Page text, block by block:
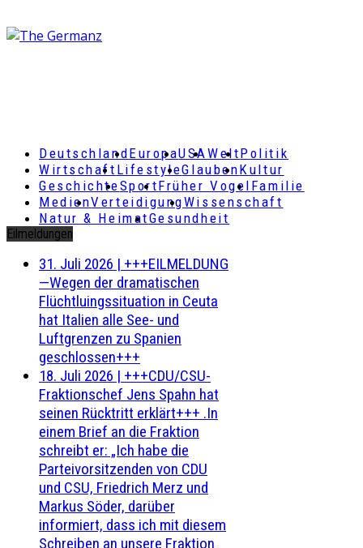
DeutschlandEuropaUSAWeltPolitik
Wirtschaft LifestyleGlaubenKultur
GeschichteSportFrüher Vogel Familie
MedienVerteidigungWissenschaft
Natur & HeimatGesundheit
Eilmeldungen
31. Juli 2026 | +++EILMELDUNG
—Wegen der dramatischen
Flüchtluingssituation in Ceuta
hat Italien alle See- und
Luftgrenzen zu Spanien
geschlossen+++
18. Juli 2026 | +++CDU/CSU-
Fraktionschef Jens Spahn hat
seinen Rücktritt erklärt+++ .In
einem Brief an die Fraktion
schreibt er: „Ich habe die
Parteivorsitzenden von CDU
und CSU, Friedrich Merz und
Markus Söder, darüber
informiert, dass ich mit diesem
Schreiben an unsere Fraktion